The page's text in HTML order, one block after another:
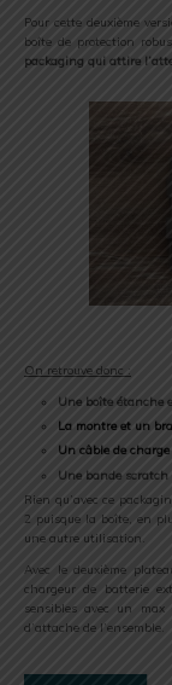
Pour cette deuxième
boîte de protection
packaging qui attire
On retrouve donc :
Une boîte étanche
La montre et un
Un câble de
Une bande
Rien qu’avec ce
2 puisque la boîte, en
une autre utilisation.
Avec le deuxième
chargeur de batterie
sensibles avec un
d’attache de l’ensemble.